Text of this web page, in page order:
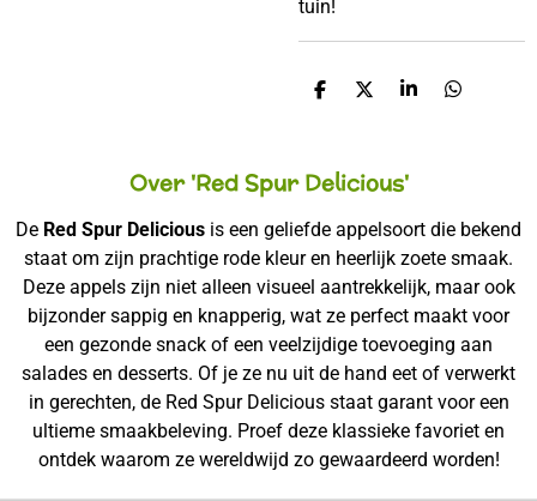
tuin!
D
N
D
S
E
D
Over 'Red Spur Delicious'
De Red Spur Delicious is een geliefde appelsoort die bekend
staat om zijn prachtige rode kleur en heerlijk zoete smaak.
Deze appels zijn niet alleen visueel aantrekkelijk, maar ook
bijzonder sappig en knapperig, wat ze perfect maakt voor
een gezonde snack of een veelzijdige toevoeging aan
salades en desserts. Of je ze nu uit de hand eet of verwerkt
in gerechten, de Red Spur Delicious staat garant voor een
ultieme smaakbeleving. Proef deze klassieke favoriet en
ontdek waarom ze wereldwijd zo gewaardeerd worden!